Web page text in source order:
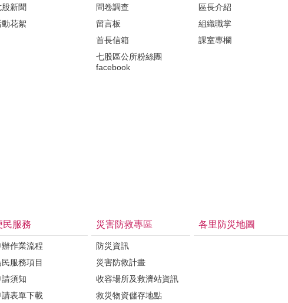
股新聞
動花絮
問卷調查
留言板
首長信箱
七股區公所粉絲團
facebook
區長介紹
組織職掌
課室專欄
民服務
辦作業流程
服務項目
請須知
請表單下載
災害防救專區
防災資訊
災害防救計畫
收容場所及救濟站資訊
救災物資儲存地點
各里防災地圖